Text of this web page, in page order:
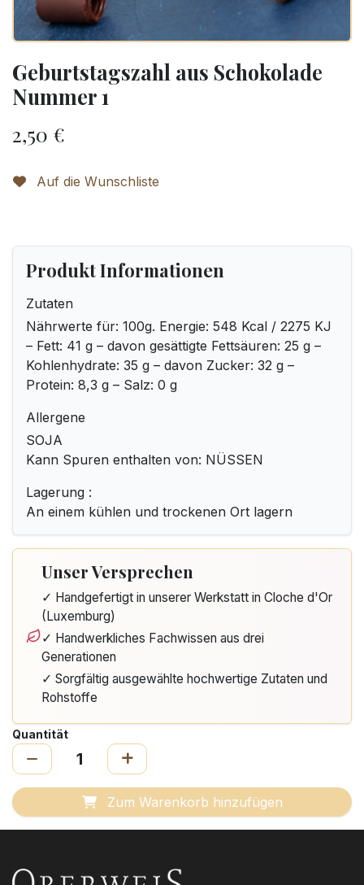
Geburtstagszahl aus Schokolade
Nummer 1
2,50 €
Auf die Wunschliste
Produkt Informationen
Zutaten
Nährwerte für: 100g. Energie: 548 Kcal / 2275 KJ
– Fett: 41 g – davon gesättigte Fettsäuren: 25 g –
Kohlenhydrate: 35 g – davon Zucker: 32 g –
Protein: 8,3 g – Salz: 0 g
Allergene
SOJA
Kann Spuren enthalten von: NÜSSEN
Lagerung :
An einem kühlen und trockenen Ort lagern
Unser Versprechen
✓ Handgefertigt in unserer Werkstatt in Cloche d'Or
(Luxemburg)
✓ Handwerkliches Fachwissen aus drei
Generationen
✓ Sorgfältig ausgewählte hochwertige Zutaten und
Rohstoffe
Quantität
Zum Warenkorb hinzufügen